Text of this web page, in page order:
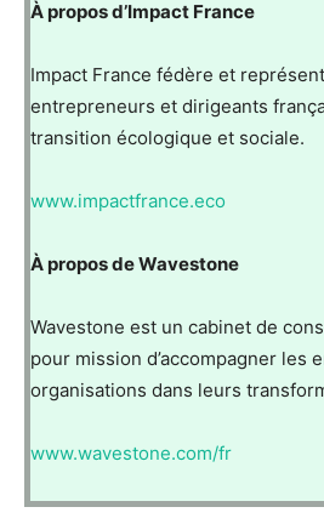
À propos d’Impact France
Impact France fédère et
entrepreneurs et dirigeants
transition écologique et sociale.
www.impactfrance.eco
À propos de Wavestone
Wavestone est un cabinet de
pour mission d’accompagner les
organisations dans leurs
www.wavestone.com/fr